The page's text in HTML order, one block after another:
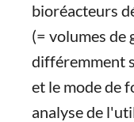
bioréacteurs
(= volumes de
différemment
et le mode de
analyse de